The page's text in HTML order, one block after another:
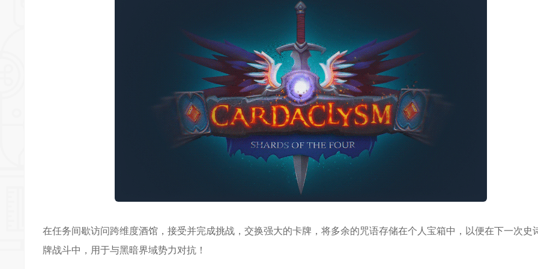
在任务间歇访问跨维度酒馆，接受并完成挑战，交换强大的卡牌，将多余的咒语存储在个人宝箱中，以便在下一次史
牌战斗中，用于与黑暗界域势力对抗！